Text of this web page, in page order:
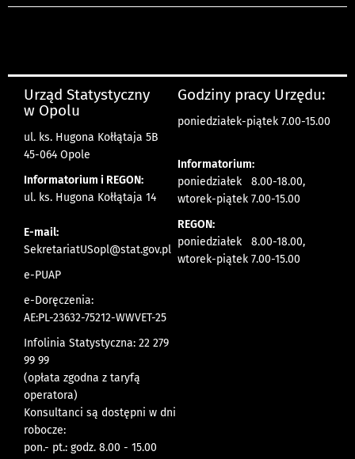
Urząd Statystyczny
w Opolu
ul. ks. Hugona Kołłątaja 5B
45-064 Opole
Informatorium i REGON:
ul. ks. Hugona Kołłątaja 14
E-mail:
SekretariatUSopl@stat.gov.pl
e-PUAP
e-Doręczenia:
AE:PL-23632-75212-WWVET-25
Infolinia Statystyczna: 22 279
99 99
(opłata zgodna z taryfą
operatora)
Konsultanci są dostępni w dni
robocze:
pon.- pt.: godz. 8.00 - 15.00
Godziny pracy Urzędu:
poniedziałek-piątek 7.00-15.00
Informatorium:
poniedziałek 8.00-18.00,
wtorek-piątek 7.00-15.00
REGON:
poniedziałek 8.00-18.00,
wtorek-piątek 7.00-15.00